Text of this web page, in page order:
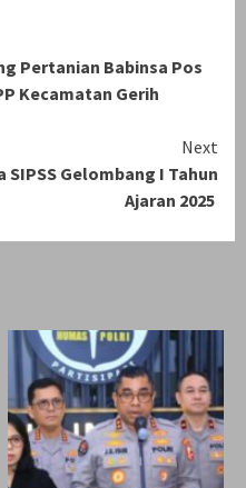
Pertanian Babinsa Pos
Kecamatan Gerih
Next
Gelombang I Tahun
Ajaran 2025